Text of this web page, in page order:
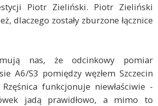
Piotr Zieliński. Piotr Zieliński
dlaczego zostały zburzone łącznice
nas, że odcinkowy pomiar
A6/S3 pomiędzy węzłem Szczecin
funkcjonuje niewłaściwie -
jadą prawidłowo, a mimo to